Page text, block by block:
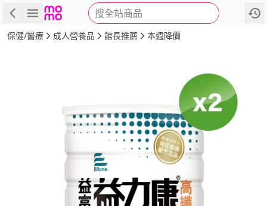
搜全站商品
商品 評價 詳情
保健/醫療 成人營養品 館長推薦 本週降價